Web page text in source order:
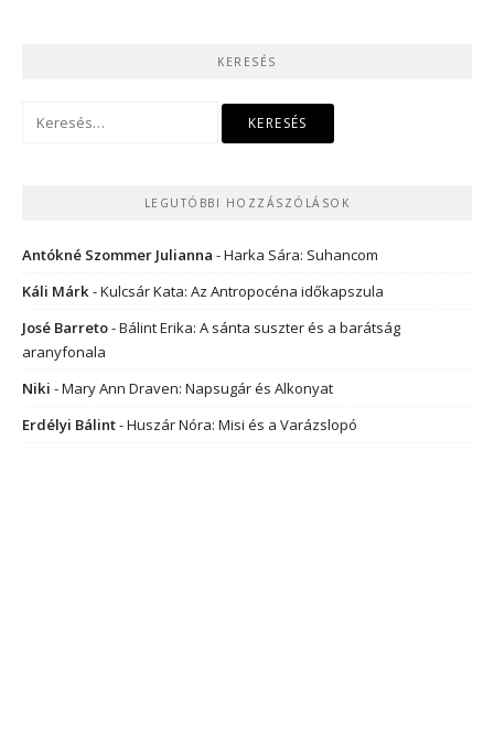
KERESÉS
LEGUTÓBBI HOZZÁSZÓLÁSOK
Antókné Szommer Julianna -Harka Sára: Suhancom
Káli Márk-Kulcsár Kata: Az Antropocéna időkapszula
José Barreto-Bálint Erika: A sánta suszter és a barátság
aranyfonala
Niki -Mary Ann Draven: Napsugár és Alkonyat
Erdélyi Bálint-Huszár Nóra: Misi és a Varázslopó